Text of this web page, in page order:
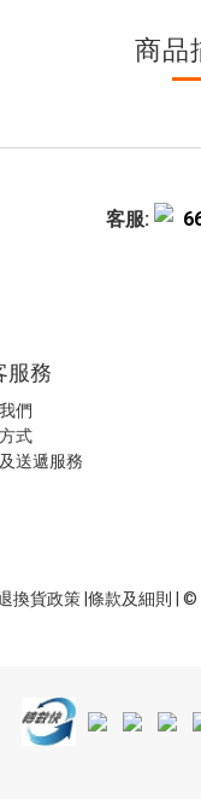
商品
客服:
服務
們
式
送遞服務
換貨政策 條款及細則 | ©